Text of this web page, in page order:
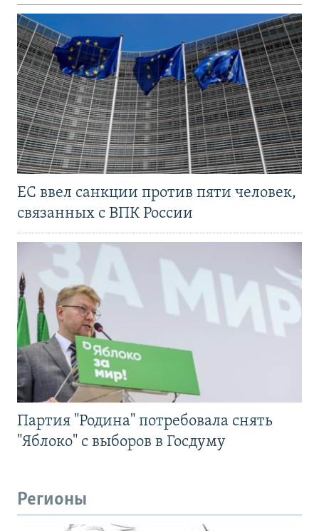
ЕС ввел санкции против пяти человек,
связанных с ВПК России
Партия "Родина" потребовала снять
"Яблоко" с выборов в Госдуму
Регионы